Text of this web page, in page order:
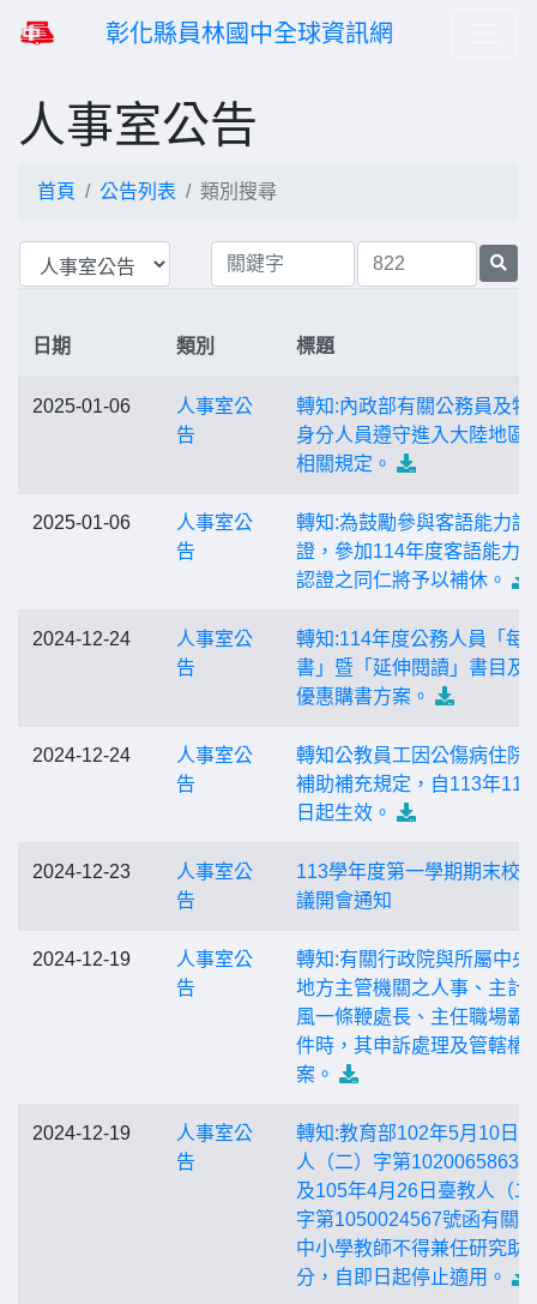
彰化縣員林國中全球資訊網
人事室公告
首頁 公告列表 類別搜尋
日期 類別 標題
2025-01-06
人事室公
告
轉知:內政部有關公務員及特
身分人員遵守進入大陸地區
相關規定。
2025-01-06
人事室公
告
轉知:為鼓勵參與客語能力認
證，參加114年度客語能力
認證之同仁將予以補休。
2024-12-24
人事室公
告
轉知:114年度公務人員「每
書」暨「延伸閱讀」書目及
優惠購書方案。
2024-12-24
人事室公
告
轉知公教員工因公傷病住院
補助補充規定，自113年11
日起生效。
2024-12-23
人事室公
告
113學年度第一學期期末校
議開會通知
2024-12-19
人事室公
告
轉知:有關行政院與所屬中央
地方主管機關之人事、主計
風一條鞭處長、主任職場霸
件時，其申訴處理及管轄權
案。
2024-12-19
人事室公
告
轉知:教育部102年5月10日
人（二）字第1020065863
及105年4月26日臺教人（二
字第1050024567號函有關
中小學教師不得兼任研究助
分，自即日起停止適用。